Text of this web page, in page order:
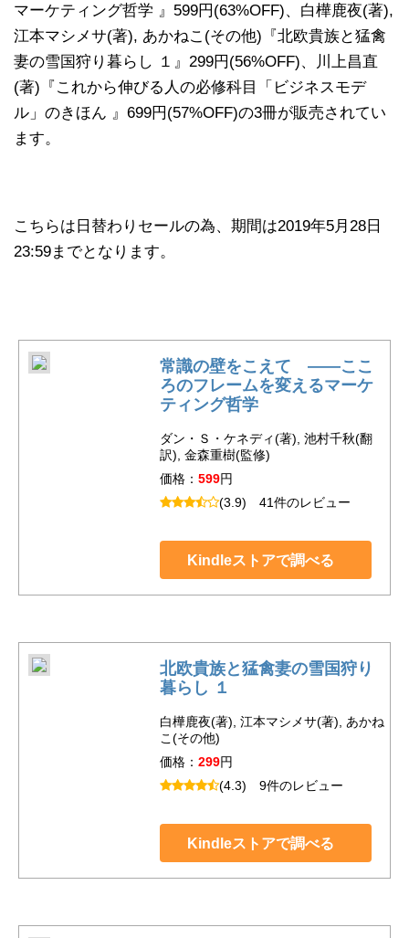
マーケティング哲学 』599円(63%OFF)、白樺鹿夜(著),
江本マシメサ(著), あかねこ(その他)『北欧貴族と猛禽
妻の雪国狩り暮らし １』299円(56%OFF)、川上昌直
(著)『これから伸びる人の必修科目「ビジネスモデ
ル」のきほん 』699円(57%OFF)の3冊が販売されてい
ます。
こちらは日替わりセールの為、期間は2019年5月28日
23:59までとなります。
常識の壁をこえて ――ここ
ろのフレームを変えるマーケ
ティング哲学
ダン・Ｓ・ケネディ(著), 池村千秋(翻
訳), 金森重樹(監修)
価格： 599円
(3.9) 41件のレビュー
Kindleストアで調べる
北欧貴族と猛禽妻の雪国狩り
暮らし １
白樺鹿夜(著), 江本マシメサ(著), あかね
こ(その他)
価格： 299円
(4.3) 9件のレビュー
Kindleストアで調べる